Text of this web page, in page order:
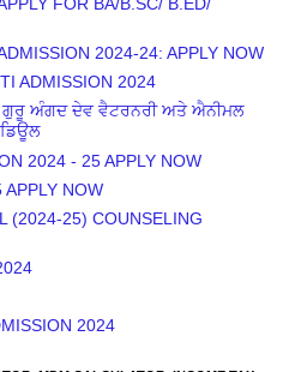
2024-24: APPLY NOW
ADMISSION 2024
ਗੁਰੂ ਅੰਗਦ ਦੇਵ ਵੈਟਰਨਰੀ ਅਤੇ ਐਨੀਮਲ
2024 - 25 APPLY NOW
NOW
(2024-25) COUNSELING
2024